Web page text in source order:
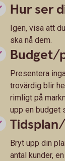
Hur ser
Igen, visa att
ska nå dem.
Budget/
Presentera
trovärdig blir
rimligt på
upp en budget
Bryt upp din
antal kunder,